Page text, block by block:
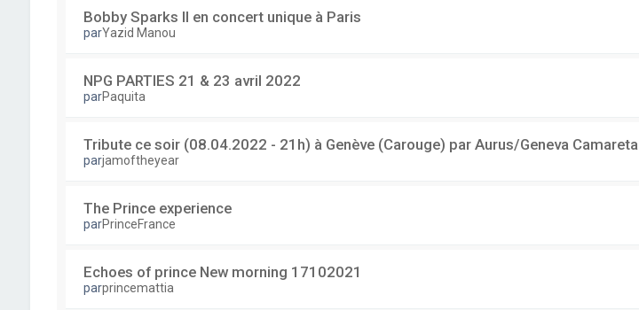
Bobby Sparks II en concert unique à Paris
parYazid Manou
NPG PARTIES 21 & 23 avril 2022
parPaquita
Tribute ce soir (08.04.2022 - 21h) à Genève (Carouge) par Aurus/Geneva Camareta
parjamoftheyear
The Prince experience
parPrinceFrance
Echoes of prince New morning 17102021
parprincemattia